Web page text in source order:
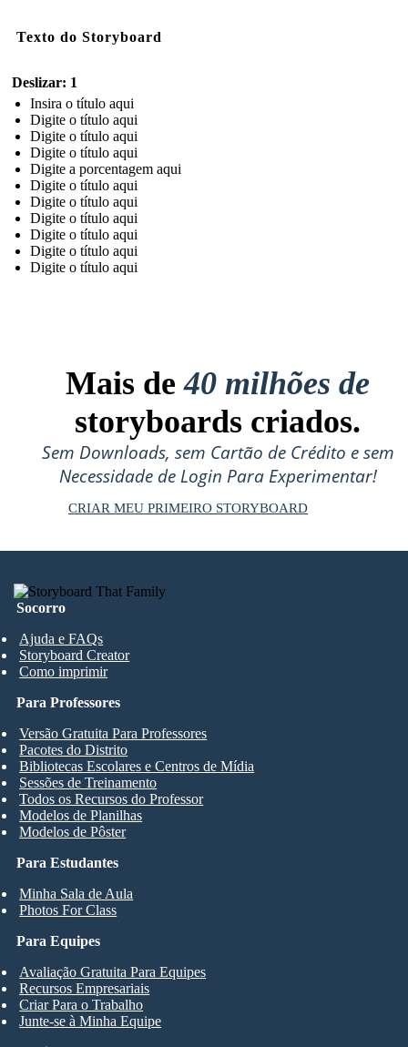
Texto do Storyboard
Deslizar: 1
Insira o título aqui
Digite o título aqui
Digite o título aqui
Digite o título aqui
Digite a porcentagem aqui
Digite o título aqui
Digite o título aqui
Digite o título aqui
Digite o título aqui
Digite o título aqui
Digite o título aqui
Mais de40 milhões de
storyboards criados.
Sem Downloads, sem Cartão de Crédito e sem
Necessidade de Login Para Experimentar!
CRIAR MEU PRIMEIRO STORYBOARD
Socorro
Ajuda e FAQs
Storyboard Creator
Como imprimir
Para Estudantes
Minha Sala de Aula
Photos For Class
Para Professores
Versão Gratuita Para Professores
Pacotes do Distrito
Bibliotecas Escolares e Centros de Mídia
Sessões de Treinamento
Todos os Recursos do Professor
Modelos de Planilhas
Modelos de Pôster
Para Equipes
Avaliação Gratuita Para Equipes
Recursos Empresariais
Criar Para o Trabalho
Junte-se à Minha Equipe